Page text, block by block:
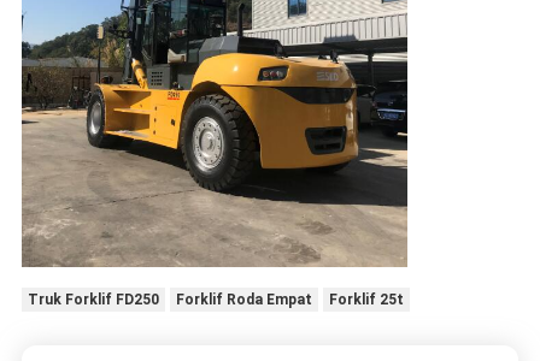
Truk Forklif FD250 Forklif Roda Empat Forklif 25t